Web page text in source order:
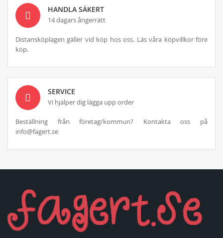
HANDLA SÄKERT
14 dagars ångerrätt
Distansköplagen gäller vid köp hos oss. Läs våra köpvillkor före
köp.
SERVICE
Vi hjälper dig lägga upp order
Beställning från företag/kommun? Kontakta oss på
info@fagert.se